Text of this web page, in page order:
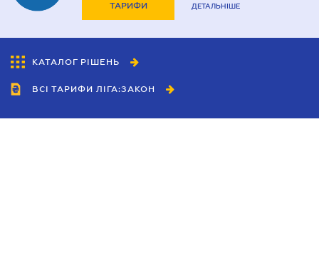
ТАРИФИ ДЕТАЛЬНІШЕ
КАТАЛОГ РІШЕНЬ
ВСІ ТАРИФИ ЛІГА:ЗАКОН